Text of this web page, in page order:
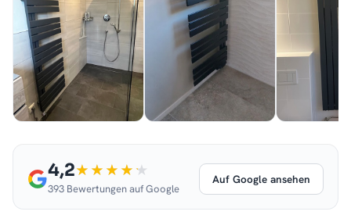
4,2
393 Bewertungen auf Google
Auf Google ansehen